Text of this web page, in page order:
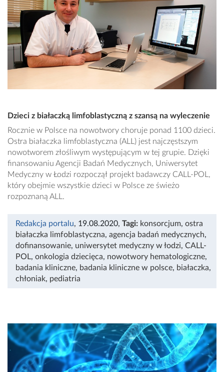
Dzieci z białaczką limfoblastyczną z szansą na wyleczenie
Rocznie w Polsce na nowotwory choruje ponad 1100 dzieci.
Ostra białaczka limfoblastyczna (ALL) jest najczęstszym
nowotworem złośliwym występującym w tej grupie. Dzięki
finansowaniu Agencji Badań Medycznych, Uniwersytet
Medyczny w Łodzi rozpoczął projekt badawczy CALL-POL,
który obejmie wszystkie dzieci w Polsce ze świeżo
rozpoznaną ALL.
Redakcja portalu, 19.08.2020, Tagi: konsorcjum, ostra
białaczka limfoblastyczna, agencja badań medycznych,
dofinansowanie, uniwersytet medyczny w łodzi, CALL-
POL, onkologia dziecięca, nowotwory hematologiczne,
badania kliniczne, badania kliniczne w polsce, białaczka,
chłoniak, pediatria